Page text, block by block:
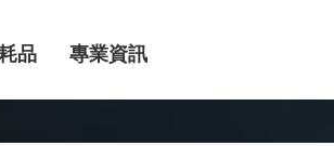
品 專業資訊